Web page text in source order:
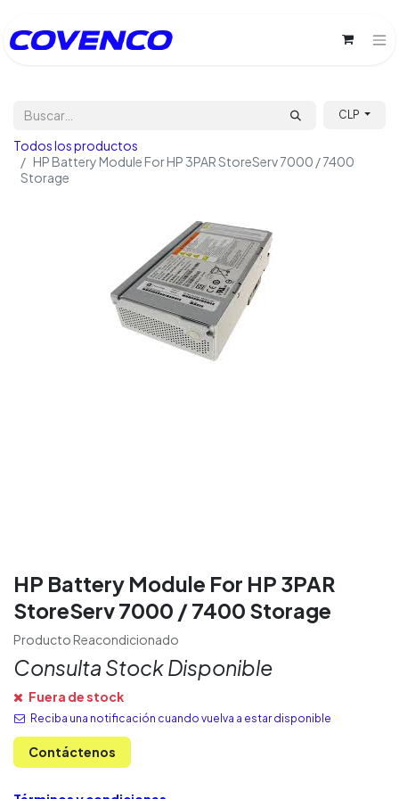
CLP
Todos los productos
HP Battery Module For HP 3PAR StoreServ 7000 / 7400
Storage
HP Battery Module For HP 3PAR
StoreServ 7000 / 7400 Storage
Producto Reacondicionado
Consulta Stock Disponible
Fuera de stock
Reciba una notificación cuando vuelva a estar disponible
Contáctenos